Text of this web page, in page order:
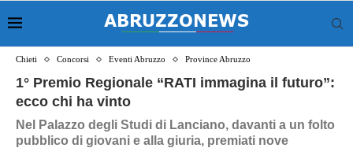
Chieti Concorsi Eventi Abruzzo Province Abruzzo
1° Premio Regionale “RATI immagina il futuro”:
ecco chi ha vinto
Nel Palazzo degli Studi di Lanciano, davanti a un folto
pubblico di giovani e alla giuria, premiati nove